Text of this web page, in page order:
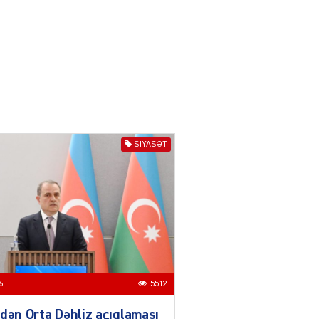
4402
80 manatlıq Prezident
təqaüdü ilə bağlı VACİB
AÇIQLAMA
04.08.2026 4400
Cəza çəkən şəxs məhkum
SIYASƏT
5512
Orta Dəhliz açıqlaması